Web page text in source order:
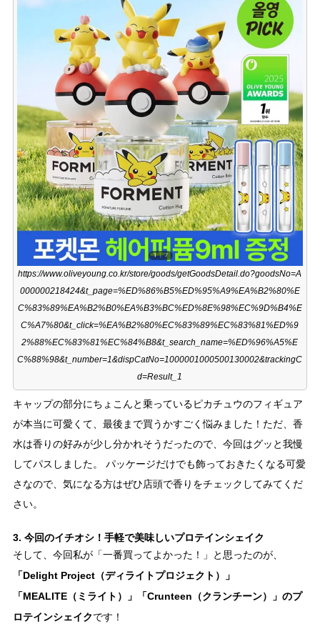
https://www.oliveyoung.co.kr/store/goods/getGoodsDetail.do?goodsNo=A
000000218424&t_page=%ED%86%B5%ED%95%A9%EA%B2%80%E
C%83%89%EA%B2%B0%EA%B3%BC%ED%8E%98%EC%9D%B4%E
C%A7%80&t_click=%EA%B2%80%EC%83%89%EC%83%81%ED%9
2%88%EC%83%81%EC%84%B8&t_search_name=%ED%96%A5%E
C%88%98&t_number=1&dispCatNo=1000001000500130002&trackingC
d=Result_1
キャップの部分にちょこんと乗っているピカチュウのフィギュア
が本当に可愛くて、最後まで買うかすごく悩みました！ただ、香
水は香りの好みが少し分かれそうだったので、今回はグッと我慢
してパスしました。 パッケージだけでも飾っておきたくなる可愛
さなので、気になる方はぜひ店頭で香りをチェックしてみてくだ
さい。
3. 今回のイチオシ！手軽で美味しいプロテインシェイク
そして、今回私が「一番買ってよかった！」と思ったのが、
「Delight Project（ディライトプロジェクト）」
「MEALITE（ミライト）」「Crunteen（クランチーン）」のプ
ロテインシェイク です！